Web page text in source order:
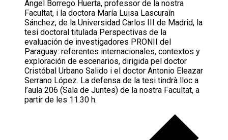
Ángel Borrego Huerta, professor de la nostra
Facultat, i la doctora María Luisa Lascuraín
Sánchez, de la Universidad Carlos III de Madrid, la
tesi doctoral titulada Perspectivas de la
evaluación de investigadores PRONII del
Paraguay: referentes internacionales, contextos y
exploración de escenarios, dirigida pel doctor
Cristóbal Urbano Salido i el doctor Antonio Eleazar
Serrano López. La defensa de la tesi tindrà lloc a
l’aula 206 (Sala de Juntes) de la nostra Facultat, a
partir de les 11.30 h.